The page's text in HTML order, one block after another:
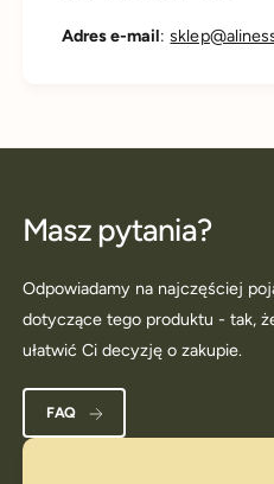
Adres e-mail:
Masz pytania?
Odpowiadamy na najczęściej
dotyczące tego produktu - tak,
ułatwić Ci decyzję o zakupie.
FAQ